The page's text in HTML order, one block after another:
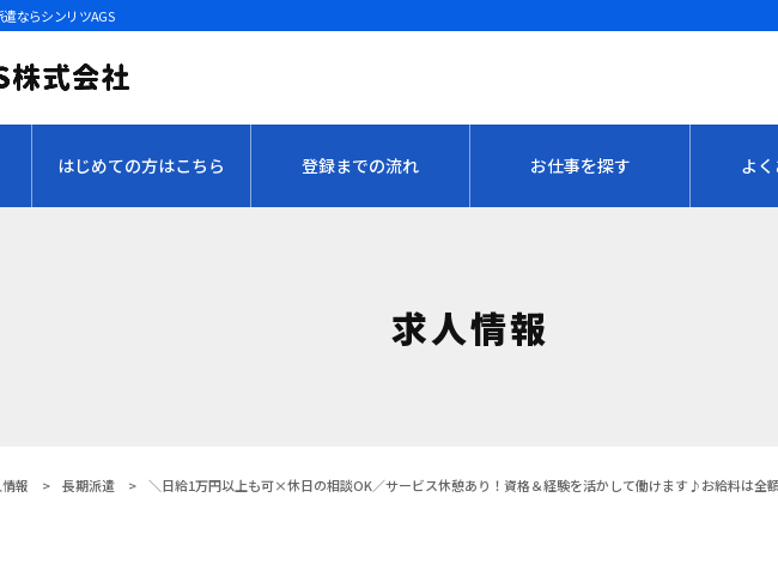
ならシンリツAGS
はじめての方はこちら 登録までの流れ お仕事を探す よ
求人情報
報 > 長期派遣 > ＼日給1万円以上も可×休日の相談OK／サービス休憩あり！資格＆経験を活かして働けます♪お給料は全